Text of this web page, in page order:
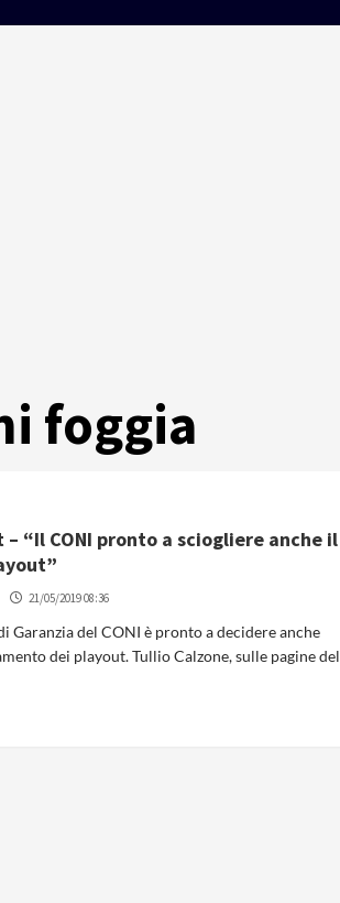
foggia
– “Il CONI pronto a sciogliere anche il
21/05/2019 08:36
Garanzia del CONI è pronto a decidere anche
dei playout. Tullio Calzone, sulle pagine del